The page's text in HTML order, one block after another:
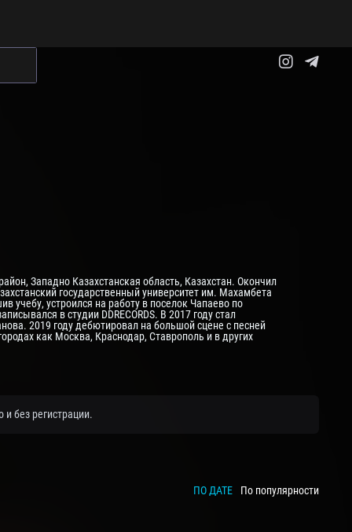
Западно Казахстанская область, Казахстан. Окончил
государственный университет им. Махамбета
учебу, устроился на работу в поселок Чапаево по
в студии DDRECORDS. В 2017 году стал
2019 году дебютировал на большой сцене с песней
как Москва, Краснодар, Ставрополь и в других
без регистрации.
ПО ДАТЕ По популярности